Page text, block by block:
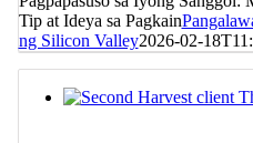
Tip at Ideya sa Pagkain
ng Silicon Valley2026-02-